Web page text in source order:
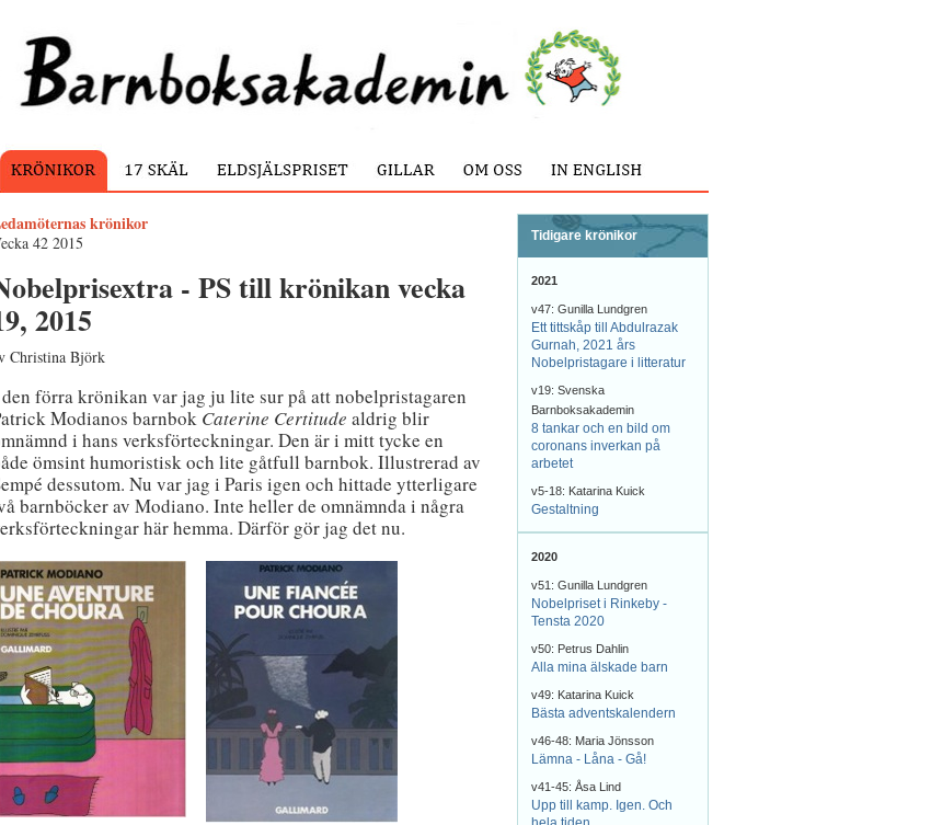
krönikor
42 2015
- PS till krönikan vecka
2015
Christina Björk
förra krönikan var jag ju lite sur på att nobelpristagaren
Modianos barnbok Caterine Certitude aldrig blir
i hans verksförteckningar. Den är i mitt tycke en
ömsint humoristisk och lite gåtfull barnbok. Illustrerad av
dessutom. Nu var jag i Paris igen och hittade ytterligare
barnböcker av Modiano. Inte heller de omnämnda i några
här hemma. Därför gör jag det nu.
Tidigare krönikor
2021
v47: Gunilla Lundgren
Ett tittskåp till Abdulrazak
Gurnah, 2021 års
Nobelpristagare i litteratur
v19: Svenska
Barnboksakademin
8 tankar och en bild om
coronans inverkan på
arbetet
v5-18: Katarina Kuick
Gestaltning
2020
v51: Gunilla Lundgren
Nobelpriset i Rinkeby -
Tensta 2020
v50: Petrus Dahlin
Alla mina älskade barn
v49: Katarina Kuick
Bästa adventskalendern
v46-48: Maria Jönsson
Lämna - Låna - Gå!
v41-45: Åsa Lind
Upp till kamp. Igen. Och